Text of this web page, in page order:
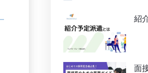
紹
面